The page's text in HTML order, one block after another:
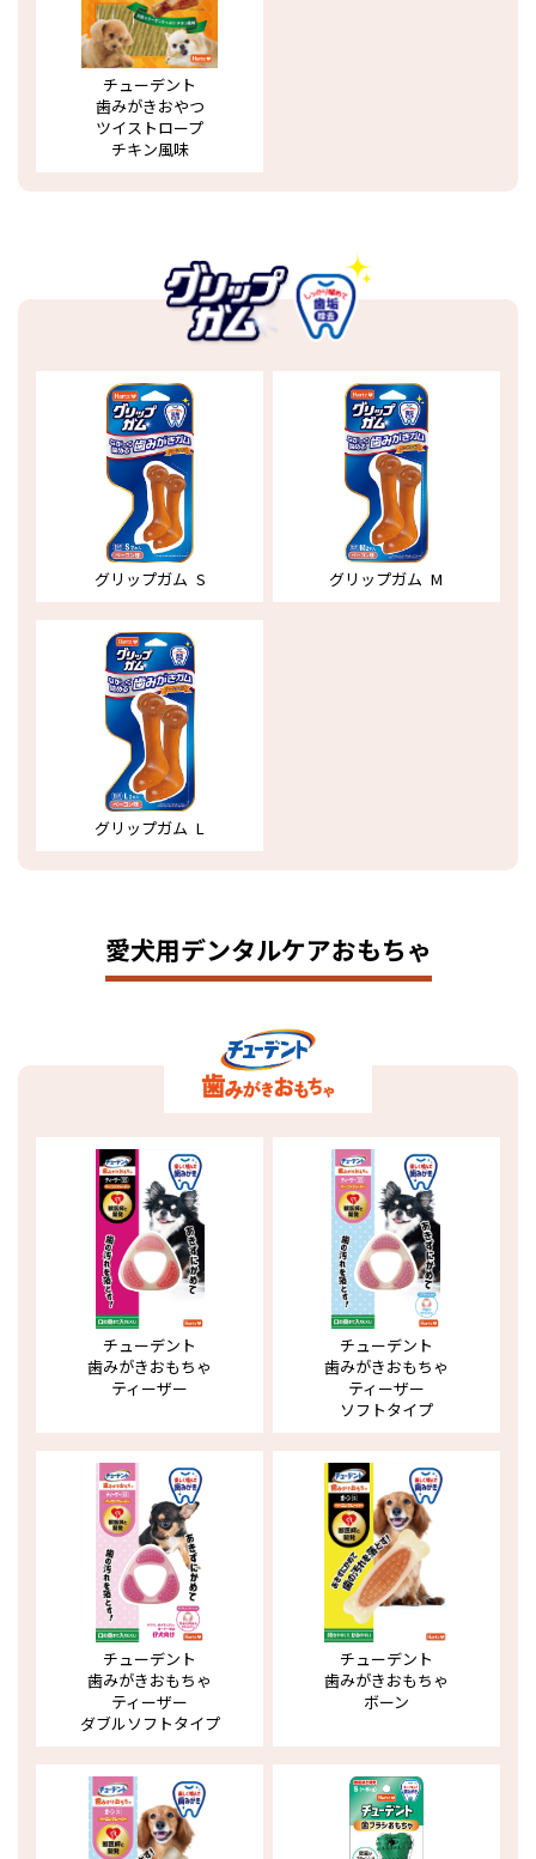
チューデント
歯みがきおやつ
ツイストロープ
チキン風味
グリップガム S グリップガム M
グリップガム L
愛犬用デンタルケアおもちゃ
チューデント
歯みがきおもちゃ
ティーザー
チューデント
歯みがきおもちゃ
ティーザー
ソフトタイプ
チューデント
歯みがきおもちゃ
ティーザー
ダブルソフトタイプ
チューデント
歯みがきおもちゃ
ボーン